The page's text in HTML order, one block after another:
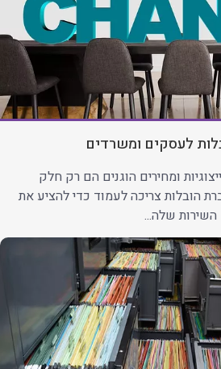
לעסקים ומשרדים
ומחירים הוגנים הם רק חלק
הובלות צריכה לעמוד כדי להציע את
השירות שלה...